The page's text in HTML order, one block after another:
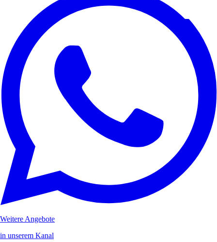
Weitere Angebote
in unserem Kanal